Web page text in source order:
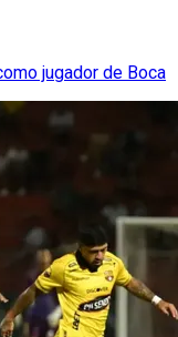
jugador de Boca